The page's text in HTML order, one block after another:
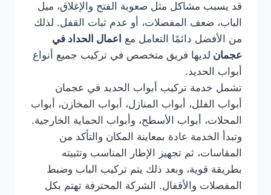
قد يسبب مشاكل مثل صعوبة الفتح والإغلاق، ميل
الباب، ضعف المفصلات، أو عدم ثبات القفل. لذلك
من الأفضل دائمًا التعامل مع اعمال الحداد في
عجمان لديها فريق متخصص في تركيب جميع أنواع
أبواب الحديد.
تشمل خدمة تركيب أبواب الحديد في عجمان
أبواب الفلل، أبواب المنازل، أبواب المخازن، أبواب
المحلات، أبواب الأسطح، وأبواب الحماية الخارجية.
وتبدأ الخدمة عادة بمعاينة المكان والتأكد من
المقاسات، ثم تجهيز الإطار المناسب وتثبيته
بطريقة قوية، وبعد ذلك يتم تركيب الباب وضبط
المفصلات والأقفال. الشركة المحترفة تهتم بكل